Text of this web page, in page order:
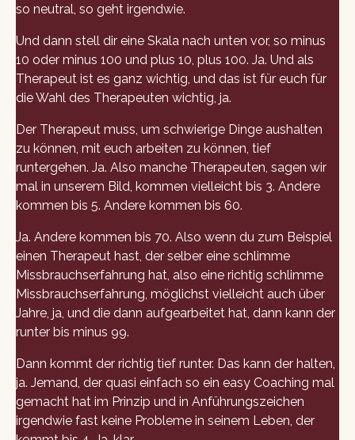
so neutral, so geht irgendwie.
Und dann stell dir eine Skala nach unten vor, so minus
10 oder minus 100 und plus 10, plus 100. Ja. Und als
Therapeut ist es ganz wichtig, und das ist für euch für
die Wahl des Therapeuten wichtig, ja.
Der Therapeut muss, um schwierige Dinge aushalten
zu können, mit euch arbeiten zu können, tief
runtergehen. Ja. Also manche Therapeuten, sagen wir
mal in unserem Bild, kommen vielleicht bis 3. Andere
kommen bis 5. Andere kommen bis 60.
Ja. Andere kommen bis 70. Also wenn du zum Beispiel
einen Therapeut hast, der selber eine schlimme
Missbrauchserfahrung hat, also eine richtig schlimme
Missbrauchserfahrung, möglichst vielleicht auch über
Jahre, ja, und die dann aufgearbeitet hat, dann kann der
runter bis minus 99.
Dann kommt der richtig tief runter. Das kann der halten,
ja. Jemand, der quasi einfach so ein easy Coaching mal
gemacht hat im Prinzip und in Anführungszeichen
irgendwie fast keine Probleme in seinem Leben, der